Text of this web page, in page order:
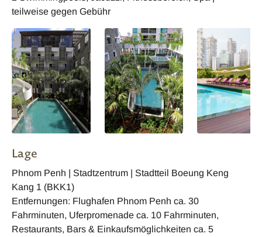
teilweise gegen Gebühr
Lage
Phnom Penh | Stadtzentrum | Stadtteil Boeung Keng
Kang 1 (BKK1)
Entfernungen: Flughafen Phnom Penh ca. 30
Fahrminuten, Uferpromenade ca. 10 Fahrminuten,
Restaurants, Bars & Einkaufsmöglichkeiten ca. 5